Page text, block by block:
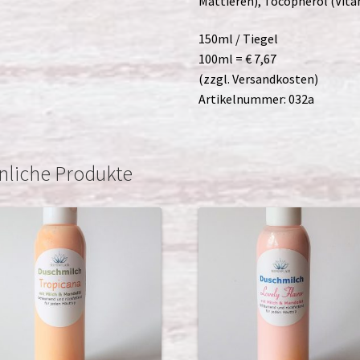
150ml / Tiegel
100ml = € 7,67
(zzgl. Versandkosten)
Artikelnummer: 032a
Produkte